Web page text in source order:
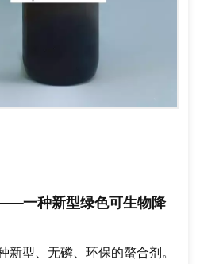
一种新型绿色可生物降
型、无磷、环保的螯合剂。